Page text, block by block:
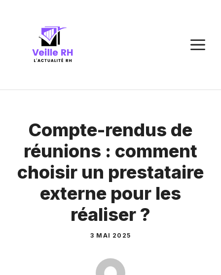
Compte-rendus de
réunions : comment
choisir un prestataire
externe pour les
réaliser ?
3 MAI 2025